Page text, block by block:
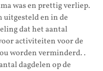
was en prettig verliep.
uitgesteld en in de
dat het aantal
activiteiten voor de
worden verminderd. .
dagdelen op de